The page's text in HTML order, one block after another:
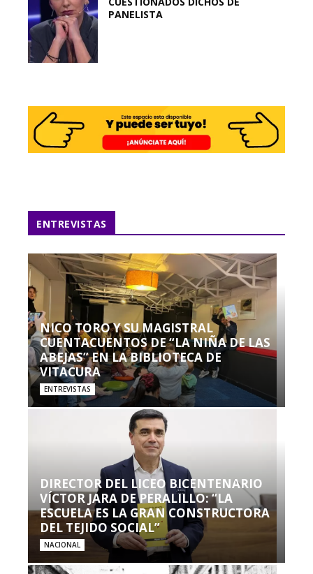
PANELISTA
ENTREVISTAS
NICO TORO Y SU MAGISTRAL
CUENTACUENTOS DE “LA NIÑA DE LAS
ABEJAS” EN LA BIBLIOTECA DE
VITACURA
ENTREVISTAS
DIRECTOR DEL LICEO BICENTENARIO
VÍCTOR JARA DE PERALILLO: “LA
ESCUELA ES LA GRAN CONSTRUCTORA
DEL TEJIDO SOCIAL”
NACIONAL